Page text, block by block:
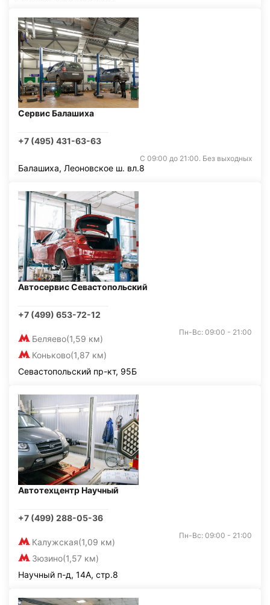
Сервис Балашиха
+7 (495) 431-63-63
С 09:00 до 21:00. Без выходных
Балашиха, Леоновское ш. вл.8
Автосервис Севастопольский
+7 (499) 653-72-12
Беляево(1,59 км)
Коньково(1,87 км)
Пн-Вс: 09:00 - 21:00
Севастопольский пр-кт, 95Б
Автотехцентр Научный
+7 (499) 288-05-36
Калужская(1,09 км)
Зюзино(1,57 км)
Пн-Вс: 09:00 - 21:00
Научный п-д, 14А, стр.8